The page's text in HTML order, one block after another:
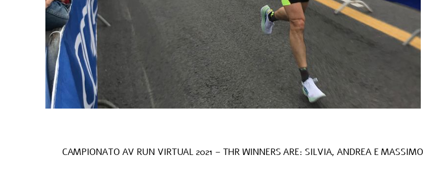
CAMPIONATO AV RUN VIRTUAL 2021 – THR WINNERS ARE: SILVIA, ANDREA E MASSIMO